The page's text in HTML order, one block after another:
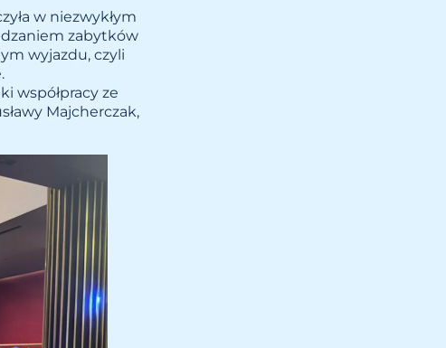
w niezwykłym
zabytków
wyjazdu, czyli
współpracy ze
Majcherczak,